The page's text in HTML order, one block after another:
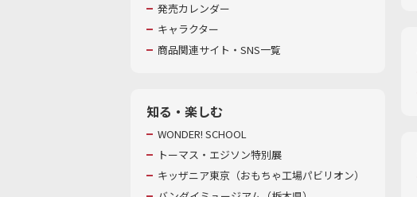
発売カレンダー
キャラクター
商品関連サイト・SNS一覧
知る・楽しむ
WONDER! SCHOOL
トーマス・エジソン特別展
キッザニア東京（おもちゃ工場パビリオン）​